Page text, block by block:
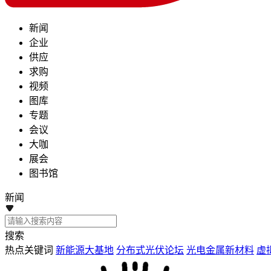
新闻
企业
供应
求购
视频
图库
专题
会议
大咖
展会
图书馆
新闻
搜索
热点关键词 新能源大基地 分布式光伏论坛 光电金属新材料 虚